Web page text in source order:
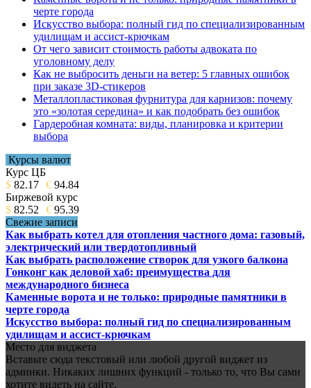
черте города
Искусство выбора: полный гид по специализированным
удилищам и ассист-крючкам
От чего зависит стоимость работы адвоката по
уголовному делу
Как не выбросить деньги на ветер: 5 главных ошибок
при заказе 3D-стикеров
Металлопластиковая фурнитура для карнизов: почему
это «золотая середина» и как подобрать без ошибок
Гардеробная комната: виды, планировка и критерии
выбора
Курсы валют
Курс ЦБ
$ 82.17 € 94.84
Биржевой курс
$ 82.52 € 95.39
Свежие записи
Как выбрать котел для отопления частного дома: газовый,
электрический или твердотопливный
Как выбрать расположение створок для узкого балкона
Гонконг как деловой хаб: преимущества для
международного бизнеса
Каменные ворота и не только: природные памятники в
черте города
Искусство выбора: полный гид по специализированным
удилищам и ассист-крючкам
Место для виджета
Вставьте сюда текстовый или любой другой виджет из
админки. Никаких лишних функций - только то, что Вы сами
хотите видеть на сайте.